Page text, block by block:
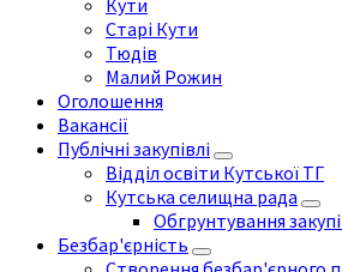
Кути
Старі Кути
Тюдів
Малий Рожин
Оголошення
Вакансії
Публічні закупівлі
Відділ освіти Кутської ТГ
Кутська селищна рада
Обгрунтування
Безбар'єрність